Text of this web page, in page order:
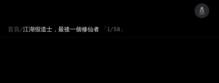
首頁/江湖假道士，最後一個修仙者 「1/58」